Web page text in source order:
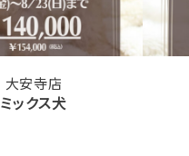
大安寺店
ミックス犬